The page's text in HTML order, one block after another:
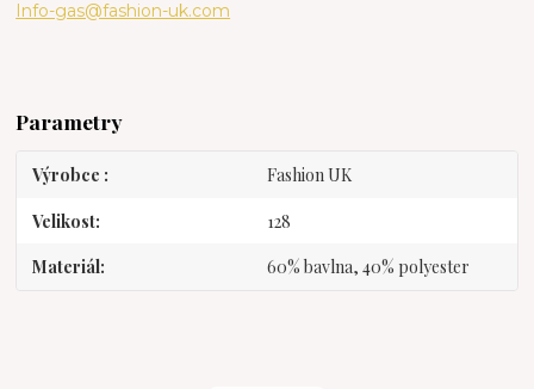
Info-gas@fashion-uk.com
Parametry
Výrobce Fashion UK
Velikost 128
Materiál 60% bavlna, 40% polyester